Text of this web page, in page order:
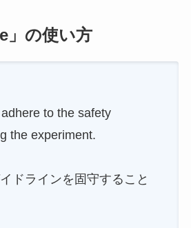
」の使い方
to the safety
the experiment.
ドラインを固守すること